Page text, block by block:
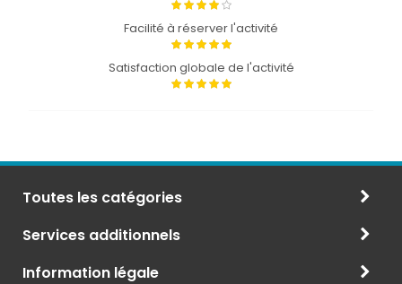
Facilité à réserver l'activité
Satisfaction globale de l'activité
Toutes les catégories
Services additionnels
Information légale